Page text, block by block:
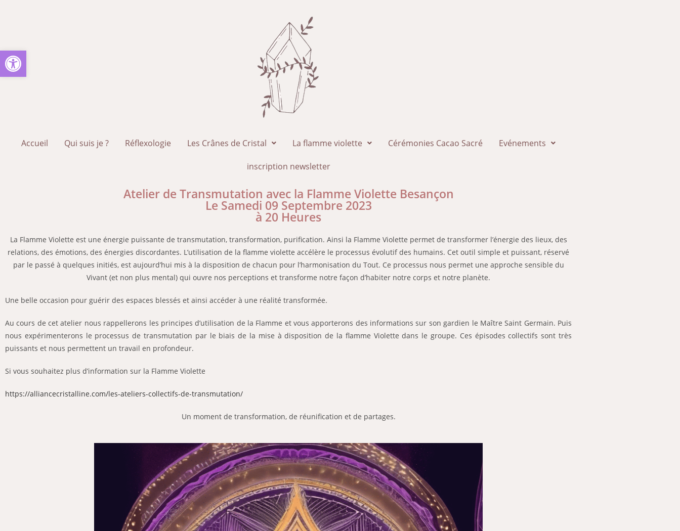
Ouvrir la barre d’outils
Accueil Qui suis je ? Réflexologie Les Crânes de Cristal La flamme violette Cérémonies Cacao Sacré Evénements
inscription newsletter
Atelier de Transmutation avec la Flamme Violette Besançon
Le Samedi 09 Septembre 2023
à 20 Heures
La Flamme Violette est une énergie puissante de transmutation, transformation, purification. Ainsi la Flamme Violette permet de transformer l’énergie des lieux, des
relations, des émotions, des énergies discordantes. L’utilisation de la flamme violette accélère le processus évolutif des humains. Cet outil simple et puissant, réservé
par le passé à quelques initiés, est aujourd’hui mis à la disposition de chacun pour l’harmonisation du Tout. Ce processus nous permet une approche sensible du
Vivant (et non plus mental) qui ouvre nos perceptions et transforme notre façon d’habiter notre corps et notre planète.
Une belle occasion pour guérir des espaces blessés et ainsi accéder à une réalité transformée.
Au cours de cet atelier nous rappellerons les principes d’utilisation de la Flamme et vous apporterons des informations sur son gardien le Maître Saint Germain. Puis
nous expérimenterons le processus de transmutation par le biais de la mise à disposition de la flamme Violette dans le groupe. Ces épisodes collectifs sont très
puissants et nous permettent un travail en profondeur.
Si vous souhaitez plus d’information sur la Flamme Violette
https://alliancecristalline.com/les-ateliers-collectifs-de-transmutation/
Un moment de transformation, de réunification et de partages.